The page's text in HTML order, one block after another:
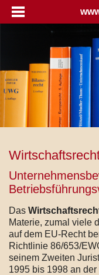
Das
Materie, zumal viele
auf dem EU-Recht
Richtlinie 86/653/
seinem Zweiten
1995 bis 1998 an